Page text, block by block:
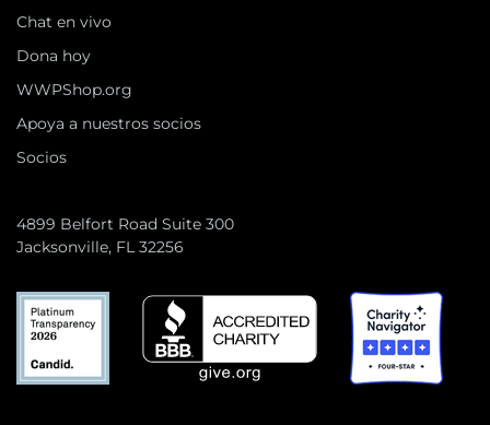
Chat en vivo
Dona hoy
WWPShop.org
Apoya a nuestros socios
Socios
4899 Belfort Road Suite 300
Jacksonville, FL 32256